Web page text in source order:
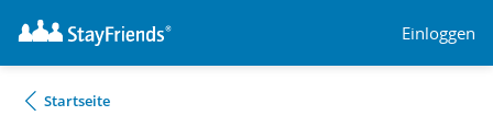
Einloggen
Startseite